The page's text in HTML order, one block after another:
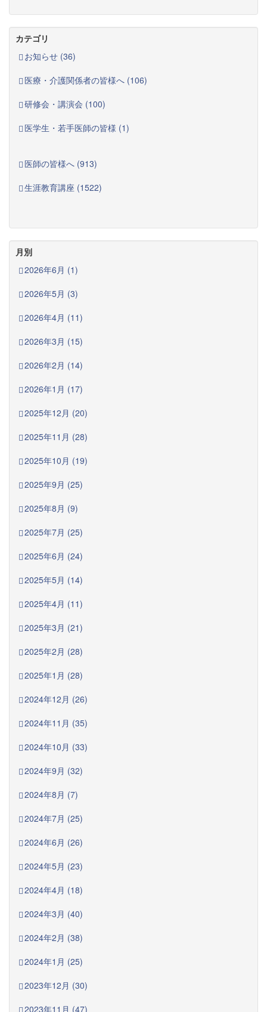
カテゴリ
お知らせ (36)
医療・介護関係者の皆様へ (106)
研修会・講演会 (100)
医学生・若手医師の皆様 (1)
医師の皆様へ (913)
生涯教育講座 (1522)
月別
2026年6月 (1)
2026年5月 (3)
2026年4月 (11)
2026年3月 (15)
2026年2月 (14)
2026年1月 (17)
2025年12月 (20)
2025年11月 (28)
2025年10月 (19)
2025年9月 (25)
2025年8月 (9)
2025年7月 (25)
2025年6月 (24)
2025年5月 (14)
2025年4月 (11)
2025年3月 (21)
2025年2月 (28)
2025年1月 (28)
2024年12月 (26)
2024年11月 (35)
2024年10月 (33)
2024年9月 (32)
2024年8月 (7)
2024年7月 (25)
2024年6月 (26)
2024年5月 (23)
2024年4月 (18)
2024年3月 (40)
2024年2月 (38)
2024年1月 (25)
2023年12月 (30)
2023年11月 (47)